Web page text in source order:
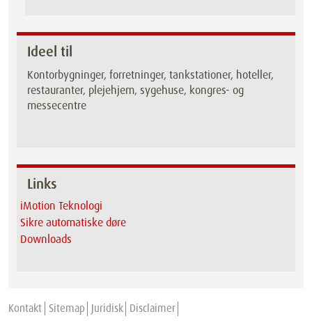
Ideel til
Kontorbygninger, forretninger, tankstationer, hoteller,
restauranter, plejehjem, sygehuse, kongres- og
messecentre
Links
iMotion Teknologi
Sikre automatiske døre
Downloads
Kontakt Sitemap Juridisk Disclaimer